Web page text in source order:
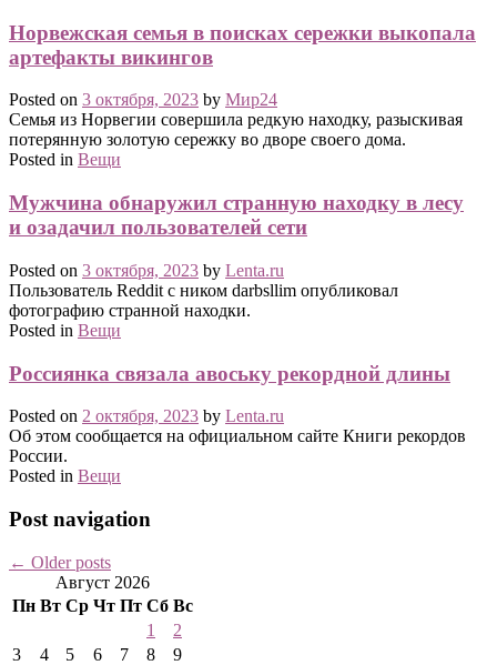
Норвежская семья в поисках сережки выкопала
артефакты викингов
Posted on 3 октября, 2023 by Мир24
Семья из Норвегии совершила редкую находку, разыскивая
потерянную золотую сережку во дворе своего дома.
Posted in Вещи
Мужчина обнаружил странную находку в лесу
и озадачил пользователей сети
Posted on 3 октября, 2023 by Lenta.ru
Пользователь Reddit с ником darbsllim опубликовал
фотографию странной находки.
Posted in Вещи
Россиянка связала авоську рекордной длины
Posted on 2 октября, 2023 by Lenta.ru
Об этом сообщается на официальном сайте Книги рекордов
России.
Posted in Вещи
Post navigation
← Older posts
Август 2026
Пн Вт Ср Чт Пт Сб Вс
1
2
3
4 5 6 7 8
9